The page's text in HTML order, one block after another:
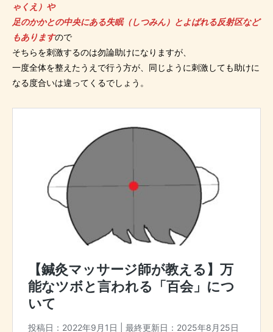
ゃくえ）や
足のかかとの中央にある失眠（しつみん）とよばれる反射区など
もありますので
そちらを刺激するのは勿論助けになりますが、
一度全体を整えたうえで行う方が、同じように刺激しても助けに
なる度合いは違ってくるでしょう。